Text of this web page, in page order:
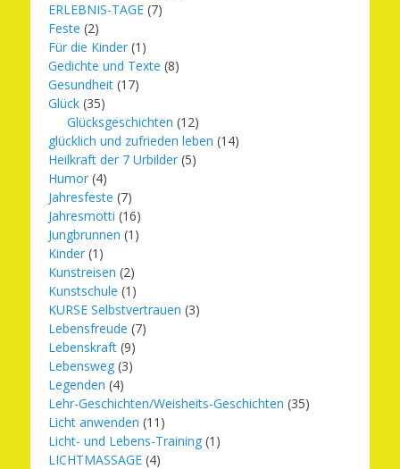
ERLEBNIS-TAGE (7)
Feste (2)
Für die Kinder (1)
Gedichte und Texte (8)
Gesundheit (17)
Glück (35)
Glücksgeschichten (12)
glücklich und zufrieden leben (14)
Heilkraft der 7 Urbilder (5)
Humor (4)
Jahresfeste (7)
Jahresmotti (16)
Jungbrunnen (1)
Kinder (1)
Kunstreisen (2)
Kunstschule (1)
KURSE Selbstvertrauen (3)
Lebensfreude (7)
Lebenskraft (9)
Lebensweg (3)
Legenden (4)
Lehr-Geschichten/Weisheits-Geschichten (35)
Licht anwenden (11)
Licht- und Lebens-Training (1)
LICHTMASSAGE (4)